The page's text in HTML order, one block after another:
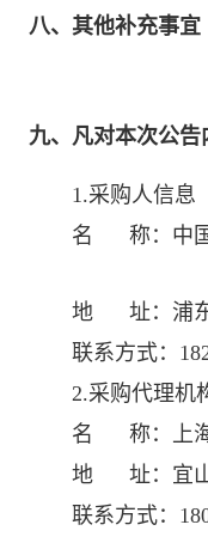
八、其他补充事宜
九、凡对本次公
1.采购人信息
名 称： 中
地 址： 浦
联系方式：
2.采购代理机
名 称： 上
地 址： 宜
联系方式：